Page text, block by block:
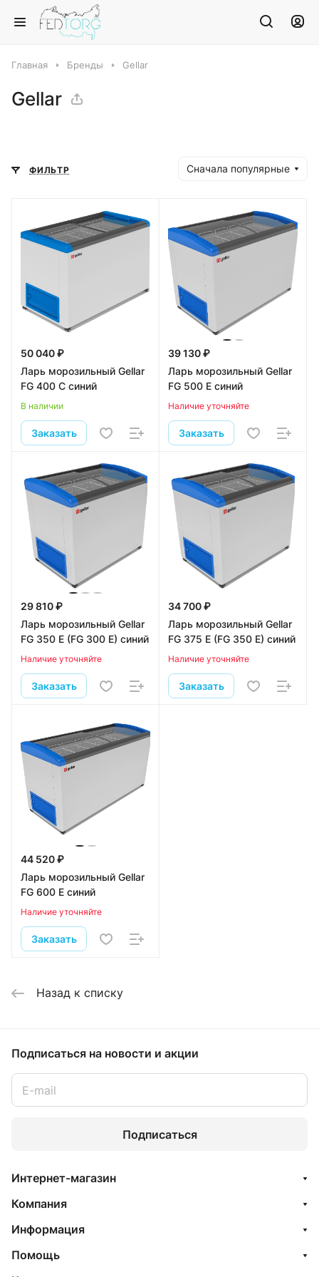
Главная Бренды Gellar
Gellar
ФИЛЬТР Сначала популярные
50 040 ₽
Ларь морозильный Gellar
FG 400 C синий
В наличии
Заказать
39 130 ₽
Ларь морозильный Gellar
FG 500 E синий
Наличие уточняйте
Заказать
29 810 ₽
Ларь морозильный Gellar
FG 350 E (FG 300 E) синий
Наличие уточняйте
Заказать
34 700 ₽
Ларь морозильный Gellar
FG 375 E (FG 350 E) синий
Наличие уточняйте
Заказать
44 520 ₽
Ларь морозильный Gellar
FG 600 E синий
Наличие уточняйте
Заказать
Назад к списку
Подписаться на новости и акции
Подписаться
Интернет-магазин
Компания
Информация
Помощь